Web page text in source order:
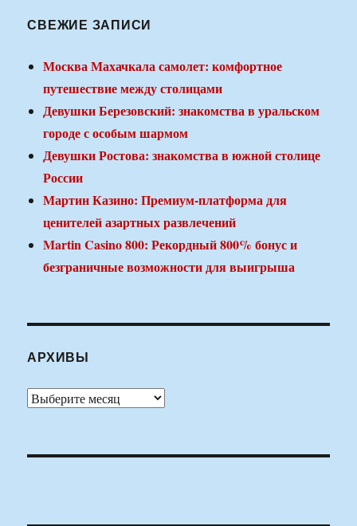
СВЕЖИЕ ЗАПИСИ
Москва Махачкала самолет: комфортное
путешествие между столицами
Девушки Березовский: знакомства в уральском
городе с особым шармом
Девушки Ростова: знакомства в южной столице
России
Мартин Казино: Премиум-платформа для
ценителей азартных развлечений
Martin Casino 800: Рекордный 800% бонус и
безграничные возможности для выигрыша
АРХИВЫ
Архивы